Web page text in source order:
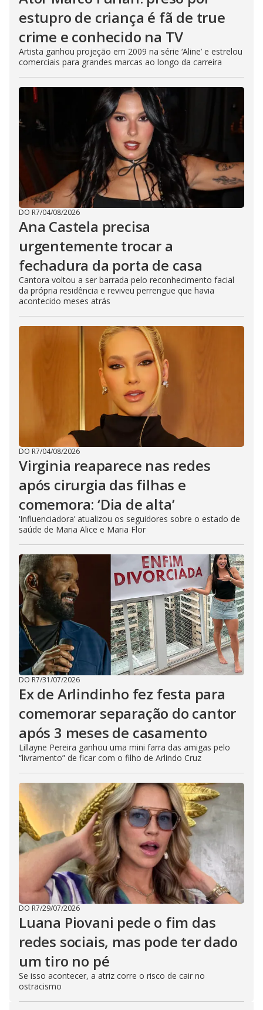
estupro de criança é fã de true
crime e conhecido na TV
Artista ganhou projeção em 2009 na série ‘Aline’ e estrelou
comerciais para grandes marcas ao longo da carreira
DO R7/04/08/2026
Ana Castela precisa
urgentemente trocar a
fechadura da porta de casa
Cantora voltou a ser barrada pelo reconhecimento facial
da própria residência e reviveu perrengue que havia
acontecido meses atrás
DO R7/04/08/2026
Virginia reaparece nas redes
após cirurgia das filhas e
comemora: ‘Dia de alta’
‘Influenciadora’ atualizou os seguidores sobre o estado de
saúde de Maria Alice e Maria Flor
DO R7/31/07/2026
Ex de Arlindinho fez festa para
comemorar separação do cantor
após 3 meses de casamento
Lillayne Pereira ganhou uma mini farra das amigas pelo
“livramento” de ficar com o filho de Arlindo Cruz
DO R7/29/07/2026
Luana Piovani pede o fim das
redes sociais, mas pode ter dado
um tiro no pé
Se isso acontecer, a atriz corre o risco de cair no
ostracismo